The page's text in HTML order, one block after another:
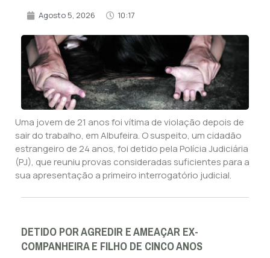
Agosto 5, 2026 10:17
Uma jovem de 21 anos foi vítima de violação depois de
sair do trabalho, em Albufeira. O suspeito, um cidadão
estrangeiro de 24 anos, foi detido pela Polícia Judiciária
(PJ), que reuniu provas consideradas suficientes para a
sua apresentação a primeiro interrogatório judicial.
DETIDO POR AGREDIR E AMEAÇAR EX-
COMPANHEIRA E FILHO DE CINCO ANOS